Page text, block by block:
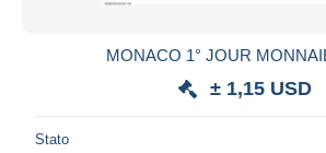
MONACO 1° JOUR
± 1,15 USD
Stato